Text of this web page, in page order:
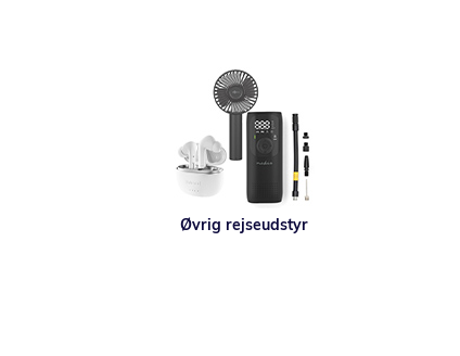
Øvrig rejseudstyr